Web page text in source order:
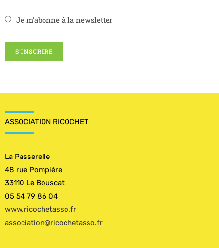
Je m'abonne à la newsletter
ASSOCIATION RICOCHET
La Passerelle
48 rue Pompière
33110 Le Bouscat
05 54 79 86 04
www.ricochetasso.fr
association@ricochetasso.fr